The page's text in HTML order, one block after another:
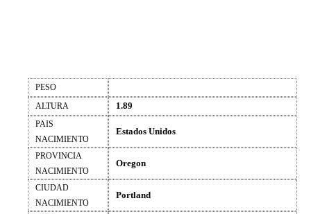
PESO
ALTURA
1.89
PAIS
NACIMIENTO
Estados Unidos
PROVINCIA
NACIMIENTO
Oregon
CIUDAD
NACIMIENTO
Portland